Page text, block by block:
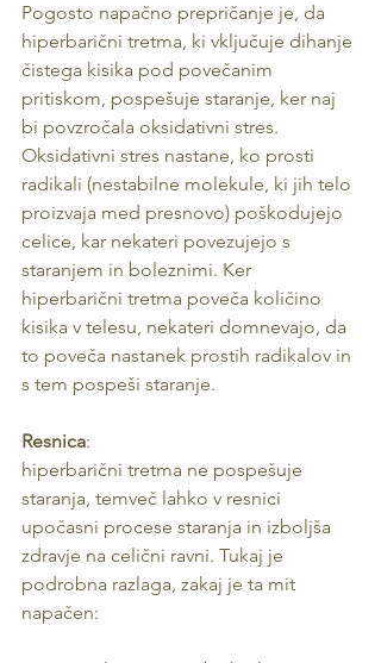
Pogosto napačno prepričanje je, da
hiperbarični tretma, ki vključuje dihanje
čistega kisika pod povečanim
pritiskom, pospešuje staranje, ker naj
bi povzročala oksidativni stres.
Oksidativni stres nastane, ko prosti
radikali (nestabilne molekule, ki jih telo
proizvaja med presnovo) poškodujejo
celice, kar nekateri povezujejo s
staranjem in boleznimi. Ker
hiperbarični tretma poveča količino
kisika v telesu, nekateri domnevajo, da
to poveča nastanek prostih radikalov in
s tem pospeši staranje.
Resnica:
hiperbarični tretma ne pospešuje
staranja, temveč lahko v resnici
upočasni procese staranja in izboljša
zdravje na celični ravni. Tukaj je
podrobna razlaga, zakaj je ta mit
napačen: